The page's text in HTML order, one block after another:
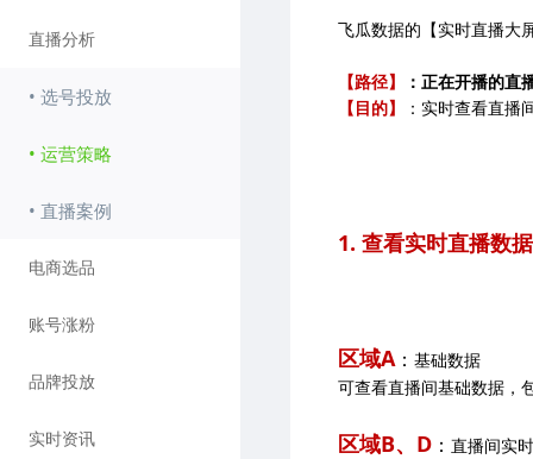
直播分析
• 选号投放
• 运营策略
• 直播案例
电商选品
账号涨粉
品牌投放
实时资讯
飞瓜数据的【实时直播大
【路径】
：正在开播的直
【目的】
：实时查看直播
1. 查看实时直播数据
区域A： 基础数据
可查看直播间基础数据，
区域B、D ： 直播间实